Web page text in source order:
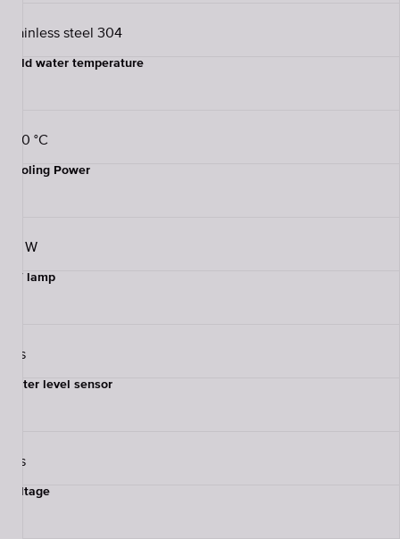
Stainless steel 304
Cold water temperature
6-10 °C
Cooling Power
90 W
UV lamp
Yes
Water level sensor
Yes
Voltage